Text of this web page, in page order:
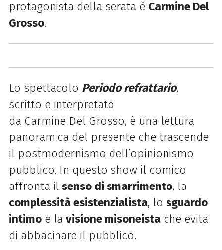
protagonista della serata è Carmine Del
Grosso.
Lo spettacolo Periodo refrattario,
scritto e interpretato
da Carmine Del Grosso, è una lettura
panoramica del presente che trascende
il postmodernismo dell’opinionismo
pubblico. In questo show il comico
affronta il senso di smarrimento, la
complessità esistenzialista, lo sguardo
intimoe la visione misoneistache evita
di abbacinare il pubblico.